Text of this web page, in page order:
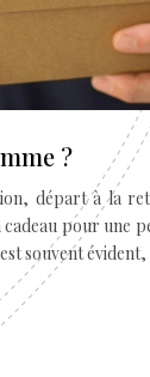
?
départ à la
cadeau pour une
souvent